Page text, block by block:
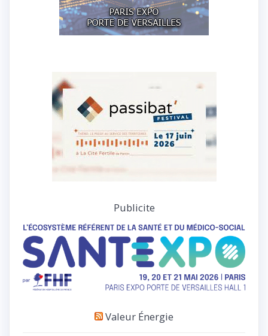
Publicite
Valeur Énergie